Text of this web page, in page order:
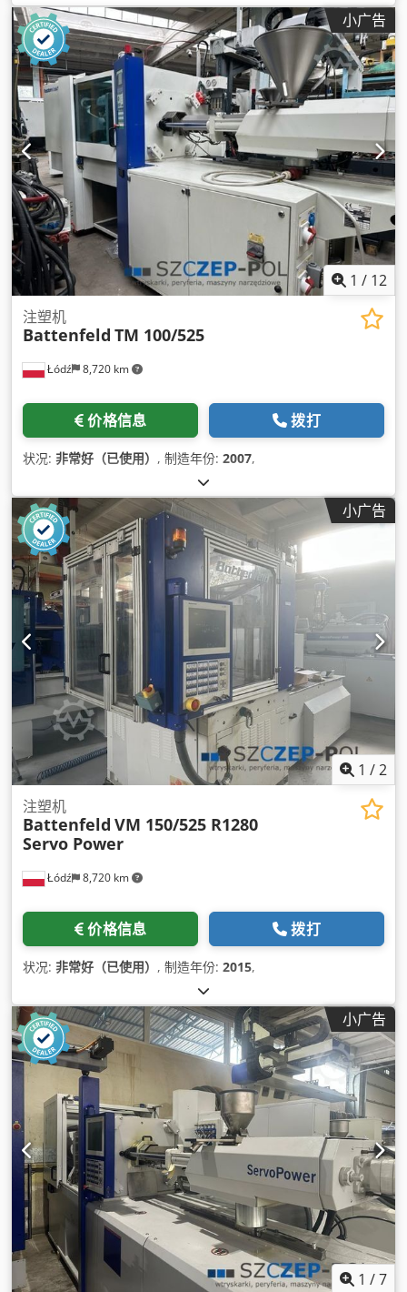
小广告
1 / 12
Łódź 8,720 km
注塑机
Battenfeld TM 100/525
价格信息 拨打
状况: 非常好（已使用） , 制造年份: 2007,
小广告
1 /2
Łódź 8,720 km
注塑机
Battenfeld VM 150/525 R1280
Servo Power
价格信息 拨打
状况: 非常好（已使用） , 制造年份: 2015,
小广告
1 /7